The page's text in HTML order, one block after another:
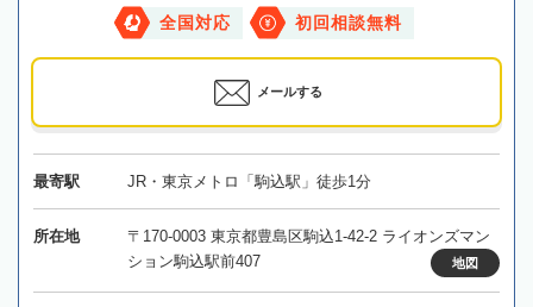
全国対応 初回相談無料
メールする
最寄駅 JR・東京メトロ「駒込駅」徒歩1分
所在地
〒170-0003 東京都豊島区駒込1-42-2 ライオンズマン
ション駒込駅前407
地図